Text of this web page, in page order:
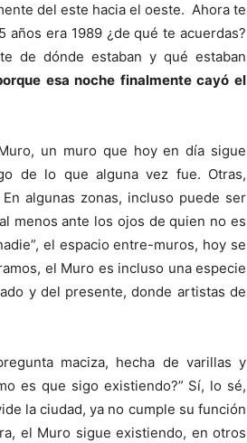
del este hacia el oeste. Ahora te
años era 1989 ¿de qué te acuerdas?
de dónde estaban y qué estaban
esa noche finalmente cayó el
un muro que hoy en día sigue
de lo que alguna vez fue. Otras,
algunas zonas, incluso puede ser
menos ante los ojos de quien no es
el espacio entre-muros, hoy se
el Muro es incluso una especie
y del presente, donde artistas de
maciza, hecha de varillas y
es que sigo existiendo?” Sí, lo sé,
la ciudad, ya no cumple su función
el Muro sigue existiendo, en otros